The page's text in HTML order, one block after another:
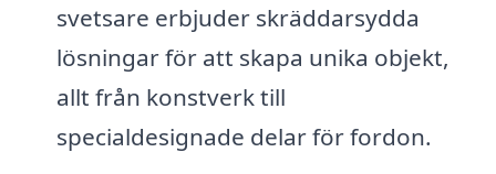
svetsare erbjuder skräddarsydda
lösningar för att skapa unika objekt,
allt från konstverk till
specialdesignade delar för fordon.